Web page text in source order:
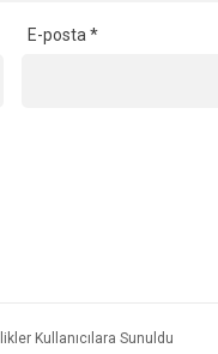
E-posta*
Kullanıcılara Sunuldu